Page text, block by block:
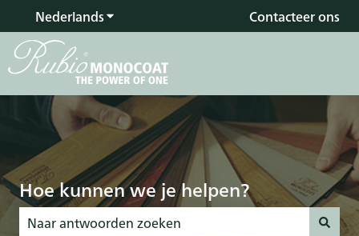
NederlandsSubmenu tonen voor vertalingen
Contacteer ons
Hoe kunnen we je helpen?